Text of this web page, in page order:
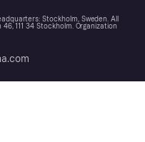
Stockholm, Sweden. All
111 34 Stockholm. Organization